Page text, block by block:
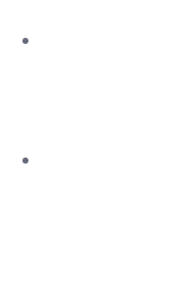
pendorong
menggerakkan
dari pengaruh
gawai yang